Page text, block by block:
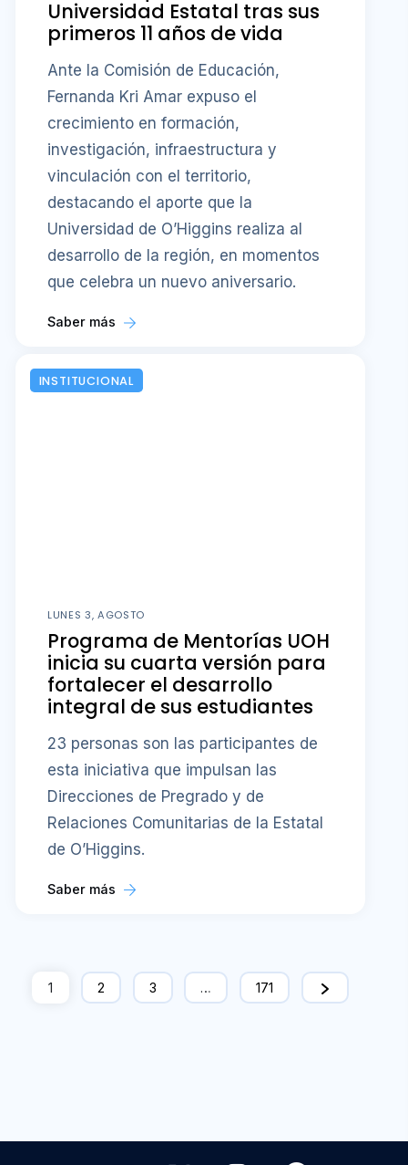
Universidad Estatal tras sus
primeros 11 años de vida
Ante la Comisión de Educación,
Fernanda Kri Amar expuso el
crecimiento en formación,
investigación, infraestructura y
vinculación con el territorio,
destacando el aporte que la
Universidad de O’Higgins realiza al
desarrollo de la región, en momentos
que celebra un nuevo aniversario.
Saber más
INSTITUCIONAL
LUNES 3, AGOSTO
Programa de Mentorías UOH
inicia su cuarta versión para
fortalecer el desarrollo
integral de sus estudiantes
23 personas son las participantes de
esta iniciativa que impulsan las
Direcciones de Pregrado y de
Relaciones Comunitarias de la Estatal
de O’Higgins.
Saber más
1 2 3 … 171